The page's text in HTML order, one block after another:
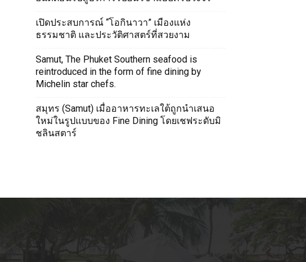
เปิดประสบการณ์ “โอกินาวา” เมืองแห่ง
ธรรมชาติ และประวัติศาสตร์ที่สวยงาม
Samut, The Phuket Southern seafood is
reintroduced in the form of fine dining by
Michelin star chefs.
สมุทร (Samut) เมื่ออาหารทะเลใต้ถูกนำเสนอ
ใหม่ในรูปแบบของ Fine Dining โดยเชฟระดับมิ
ชลินสตาร์